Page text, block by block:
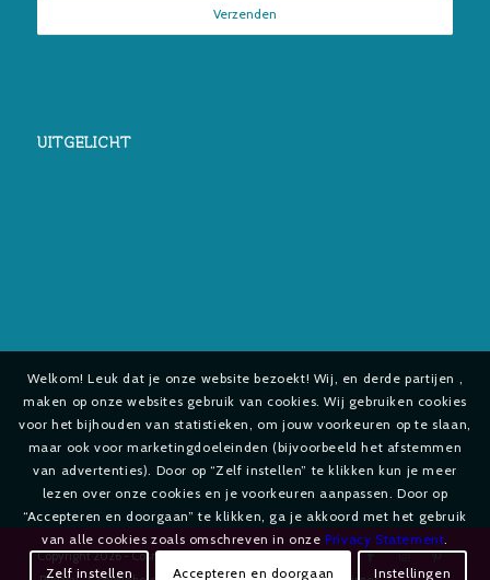
UITGELICHT
Copyright2026 - Cosmetica-shop.com
Welkom! Leuk dat je onze website bezoekt! Wij, en derde partijen ,
maken op onze websites gebruik van cookies. Wij gebruiken cookies
voor het bijhouden van statistieken, om jouw voorkeuren op te slaan,
maar ook voor marketingdoeleinden (bijvoorbeeld het afstemmen
van advertenties). Door op “Zelf instellen” te klikken kun je meer
lezen over onze cookies en je voorkeuren aanpassen. Door op
“Accepteren en doorgaan” te klikken, ga je akkoord met het gebruik
van alle cookies zoals omschreven in onzePrivacy Statement.
Zelf instellen Accepteren en doorgaan Instellingen